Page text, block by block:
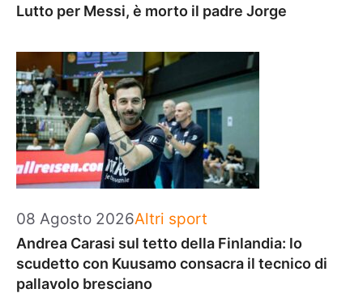
Lutto per Messi, è morto il padre Jorge
08 Agosto 2026Categorie
Altri sport
Andrea Carasi sul tetto della Finlandia: lo
scudetto con Kuusamo consacra il tecnico di
pallavolo bresciano